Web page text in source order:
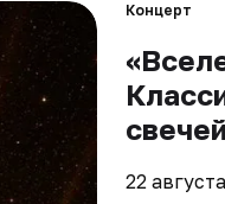
Концерт
22